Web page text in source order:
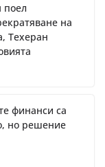
на
Техеран
финанси са
но решение